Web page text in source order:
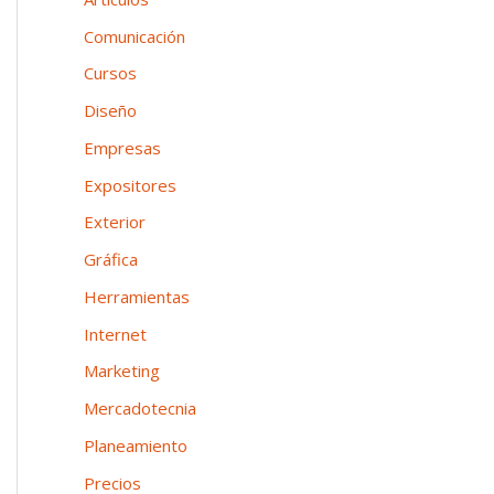
n
e
a
:
Comunicación
Cursos
Diseño
Empresas
Expositores
Exterior
Gráfica
Herramientas
Internet
Marketing
Mercadotecnia
Planeamiento
Precios